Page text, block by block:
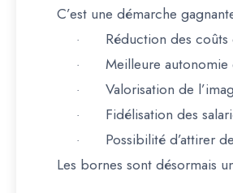
C’est une démarche
· Réduction des
· Meilleure
· Valorisation de
· Fidélisation des
·
Possibilité d’attirer
Les bornes sont désormais